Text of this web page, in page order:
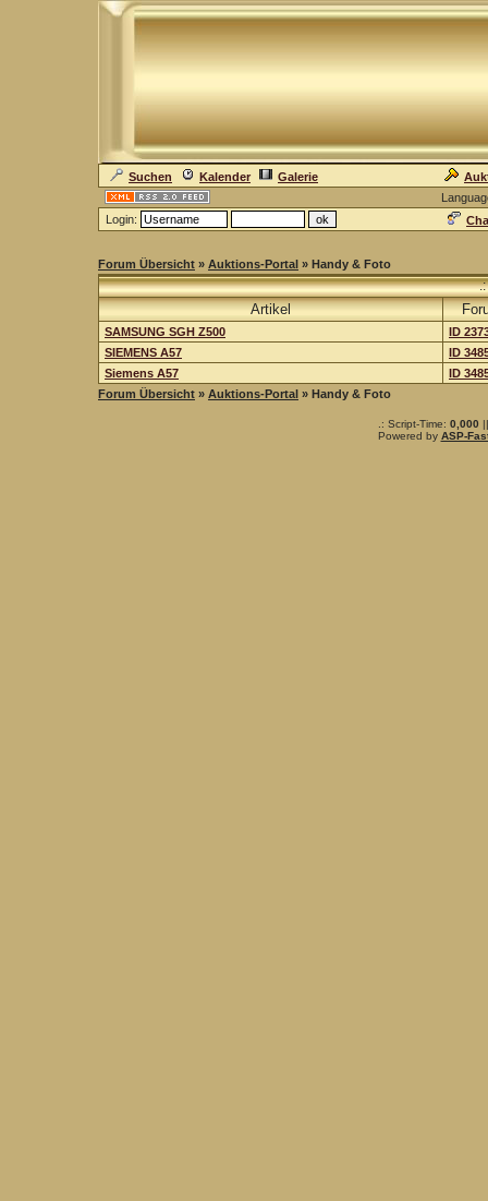
Suchen Kalender Galerie
Login:
Forum Übersicht » Auktions-Portal » Handy & Foto
Artikel
SAMSUNG SGH Z500
ID
SIEMENS A57
ID
Siemens A57
ID
Forum Übersicht » Auktions-Portal » Handy & Foto
.: Script-Time: 0,000
Powered by ASP-